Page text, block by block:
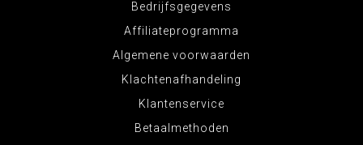
Bedrijfsgegevens
Affiliateprogramma
Algemene voorwaarden
Klachtenafhandeling
Klantenservice
Betaalmethoden